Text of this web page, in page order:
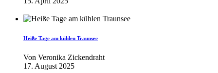
Heiße Tage am kühlen Traunsee
Von Veronika Zickendraht
17. August 2025